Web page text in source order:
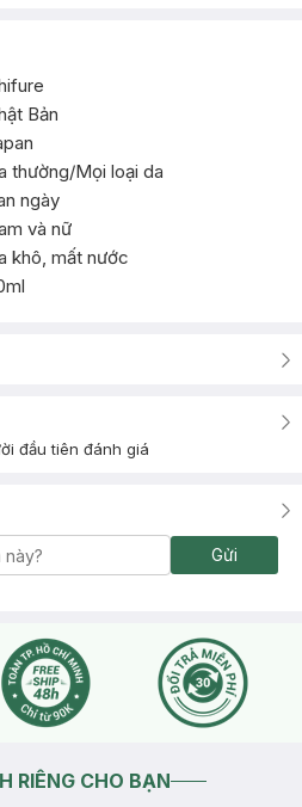
Bản
thường/Mọi loại da
ngày
và nữ
khô, mất nước
đầu tiên đánh giá
Gửi
RIÊNG CHO BẠN